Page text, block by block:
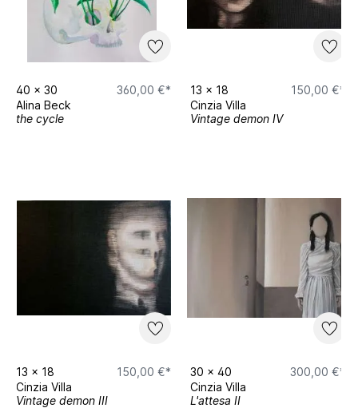
40 x 30
360,00 €*
Alina Beck
the cycle
13 x 18
150,00 €*
Cinzia Villa
Vintage demon IV
13 x 18
150,00 €*
Cinzia Villa
Vintage demon III
30 x 40
300,00 €*
Cinzia Villa
L'attesa II